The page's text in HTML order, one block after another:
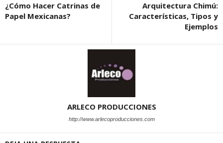
¿Cómo Hacer Catrinas de
Papel Mexicanas?
Arquitectura Chimú:
Características, Tipos y
Ejemplos
ARLECO PRODUCCIONES
http://www.arlecoproducciones.com